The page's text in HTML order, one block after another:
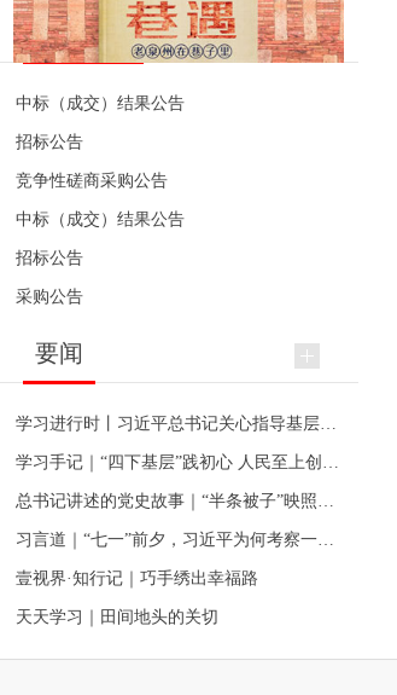
便民资讯
中标（成交）结果公告
招标公告
竞争性磋商采购公告
中标（成交）结果公告
招标公告
采购公告
要闻
壹视界·知行记｜巧手绣出幸福路
天天学习｜田间地头的关切